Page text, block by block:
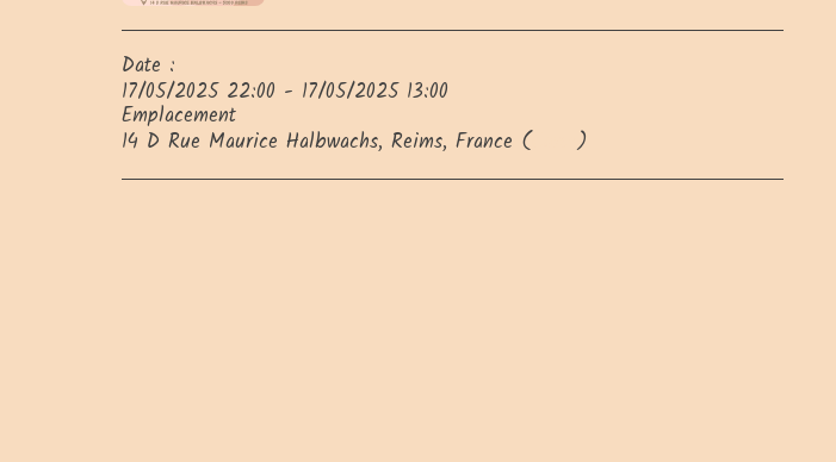
Date :
17/05/2025 22:00 - 17/05/2025 13:00
Emplacement
14 D Rue Maurice Halbwachs, Reims, France (Carte)